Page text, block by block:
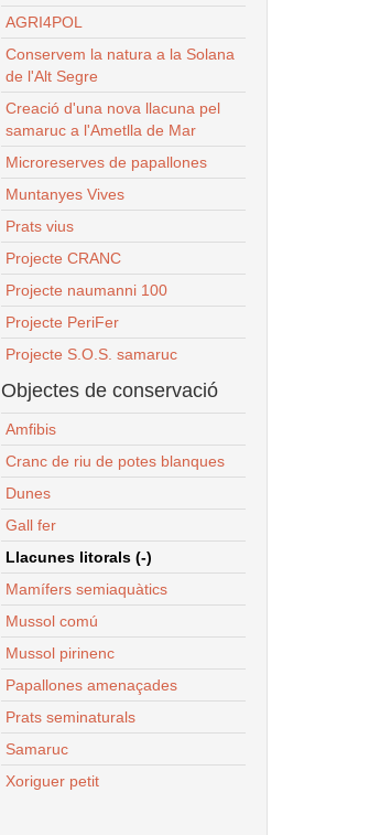
AGRI4POL
Conservem la natura a la Solana
de l'Alt Segre
Creació d'una nova llacuna pel
samaruc a l'Ametlla de Mar
Microreserves de papallones
Muntanyes Vives
Prats vius
Projecte CRANC
Projecte naumanni 100
Projecte PeriFer
Projecte S.O.S. samaruc
Objectes de conservació
Amfibis
Cranc de riu de potes blanques
Dunes
Gall fer
Llacunes litorals (-)
Mamífers semiaquàtics
Mussol comú
Mussol pirinenc
Papallones amenaçades
Prats seminaturals
Samaruc
Xoriguer petit